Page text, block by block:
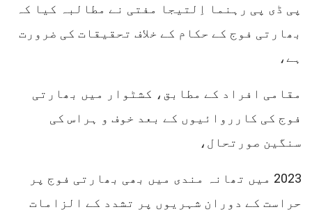
پی ڈی پی رہنما اِلتیجا مفتی نے مطالبہ کیا کہ
بھارتی فوج کے حکام کے خلاف تحقیقات کی ضرورت
ہے،
مقامی افراد کے مطابق، کشٹوار میں بھارتی
فوج کی کارروائیوں کے بعد خوف و ہراس کی
سنگین صورتحال،
2023 میں تھانہ مندی میں بھی بھارتی فوج پر
حراست کے دوران شہریوں پر تشدد کے الزامات